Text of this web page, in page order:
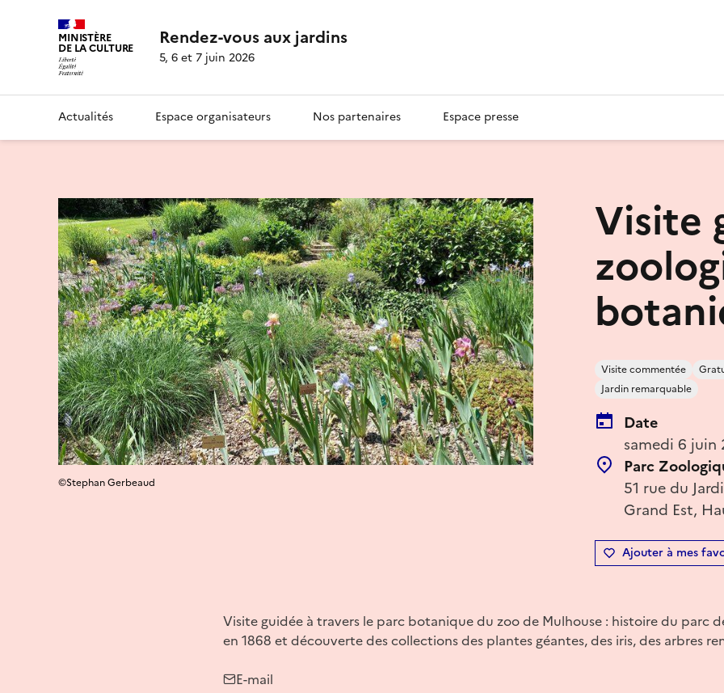
MINISTÈRE
DE LA CULTURE Rendez-vous aux jardins
5, 6 et 7 juin 2026
Actualités Espace organisateurs Nos partenaires Espace presse
Visite
Visite commentée
Jardin remarquable
Date
samedi 6 juin
Parc
51 rue du
Grand Est,
Ajouter à mes
©Stephan Gerbeaud
Visite guidée à travers le parc botanique du zoo de Mulhouse : histoire du parc
en 1868 et découverte des collections des plantes géantes, des iris, des arbres
E-mail